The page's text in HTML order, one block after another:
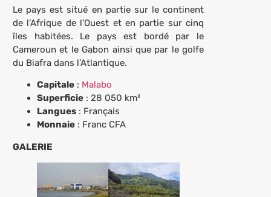
Le pays est situé en partie sur le continent
de l’Afrique de l’Ouest et en partie sur cinq
îles habitées. Le pays est bordé par le
Cameroun et le Gabon ainsi que par le golfe
du Biafra dans l’Atlantique.
Capitale : Malabo
Superficie : 28 050 km²
Langues : Français
Monnaie : Franc CFA
GALERIE